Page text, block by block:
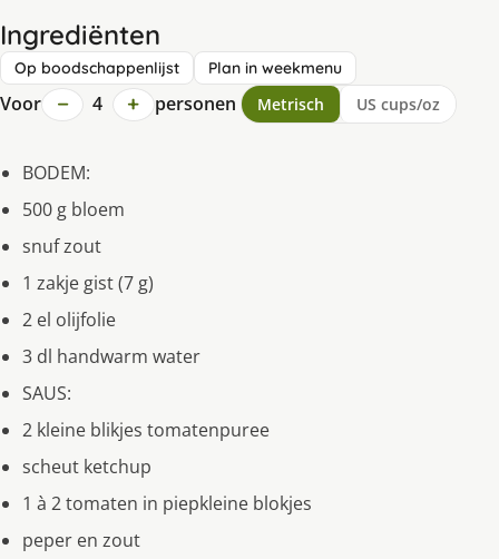
Ingrediënten
Op boodschappenlijst Plan in weekmenu
Voor − 4 + personen Metrisch US cups/oz
BODEM:
500 g bloem
snuf zout
1 zakje gist (7 g)
2 el olijfolie
3 dl handwarm water
SAUS:
2 kleine blikjes tomatenpuree
scheut ketchup
1 à 2 tomaten in piepkleine blokjes
peper en zout